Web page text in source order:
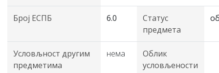
Број ЕСПБ 6.0
Статус
предмета
Условљност другим
предметима
нема
Облик
условљености